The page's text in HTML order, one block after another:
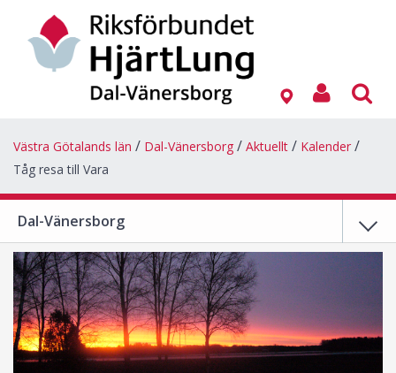
Västra Götalands län Dal-Vänersborg Aktuellt
Kalender
Tåg resa till Vara
Dal-Vänersborg